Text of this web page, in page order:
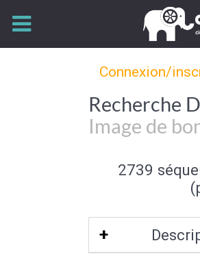
Connexion/
Recherche
Image de
2739